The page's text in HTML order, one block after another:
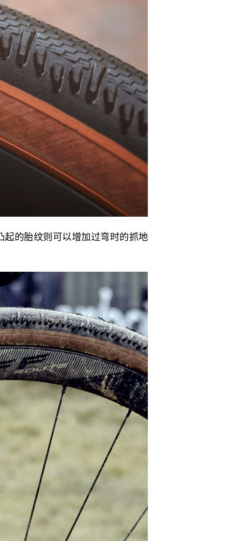
起的胎纹则可以增加过弯时的抓地